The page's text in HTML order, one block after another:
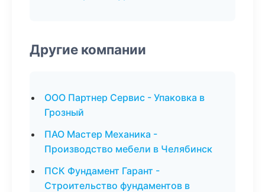
Другие компании
ООО Партнер Сервис - Упаковка в
Грозный
ПАО Мастер Механика -
Производство мебели в Челябинск
ПСК Фундамент Гарант -
Строительство фундаментов в